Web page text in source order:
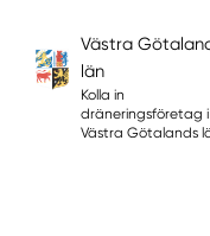
Västra
län
Kolla in
dräneringsföretag i
Västra Götalands